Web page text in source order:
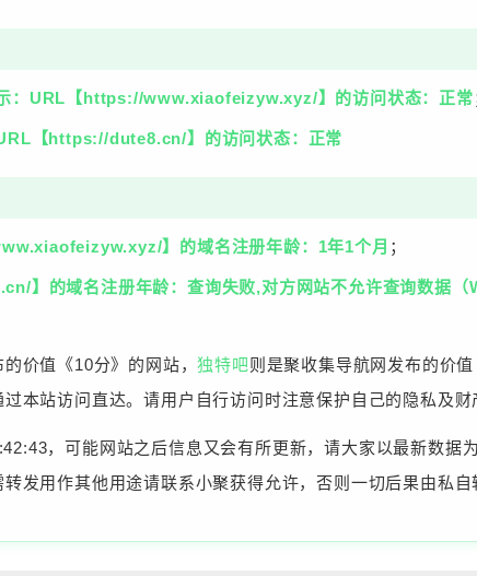
：URL【https://www.xiaofeizyw.xyz/】的访问状态：正常
【https://dute8.cn/】的访问状态：正常
】的域名注册年龄：1年1个月 ；
】的域名注册年龄：查询失败,对方网站不允许查询数据（
价值《10分》的网站，独特吧则是聚收集导航网发布的价
本站访问直达。请用户自行访问时注意保护自己的隐私及财
，可能网站之后信息又会有所更新，请大家以最新数据
发用作其他用途请联系小聚获得允许，否则一切后果由私